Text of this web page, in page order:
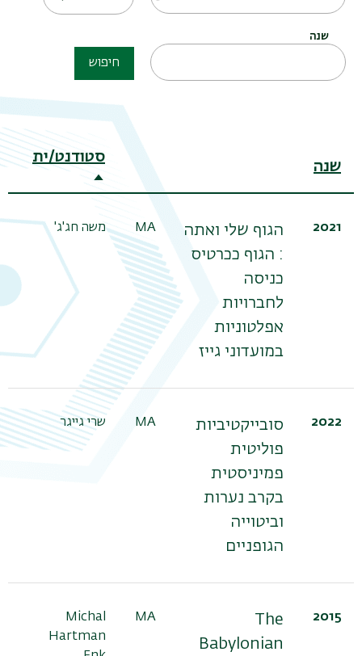
שנה
חיפוש
שנה
סטודנט/ית
מיון
יורד
2021
הגוף שלי ואתה
: הגוף ככרטיס
כניסה
לחברויות
אפלטוניות
במועדוני גייז
MA משה חג'ג'
2022
סובייקטיביות
פוליטית
פמיניסטית
בקרב נערות
וביטוייה
הגופניים
MA שרי גייגר
2015
The
Babylonian
MA
Michal
Hartman